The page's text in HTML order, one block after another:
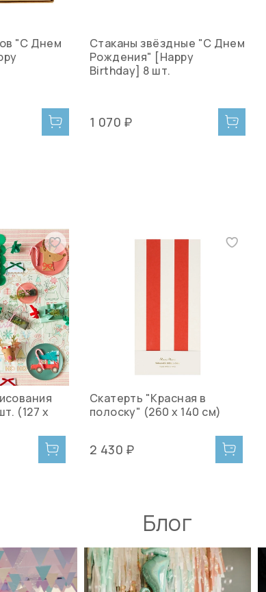
"С Днем
Стаканы звёздные "С Днем
Рождения" [Happy
Birthday] 8 шт.
1 070 ₽
(127 х
Скатерть "Красная в
полоску" (260 х 140 см)
2 430 ₽
Блог